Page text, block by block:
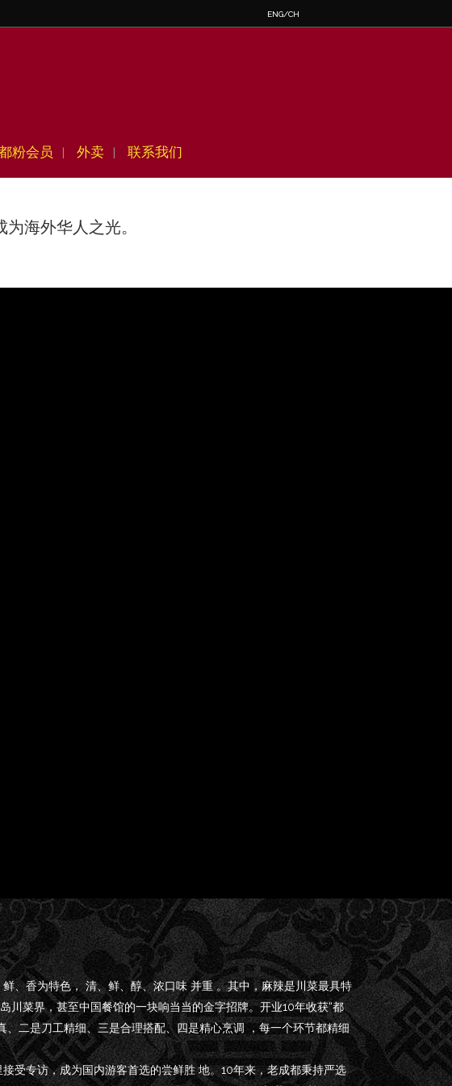
ENG/CH
粉会员 外卖 联系我们
海外华人之光。
、香为特色， 清、鲜、醇、浓口味 并重 。其中，麻辣是川菜最具特
菜界，甚至中国餐馆的一块响当当的金字招牌。开业10年收获“都
二是刀工精细、三是合理搭配、四是精心烹调 ，每一个环节都精细
受专访，成为国内游客首选的尝鲜胜 地。10年来，老成都秉持严选